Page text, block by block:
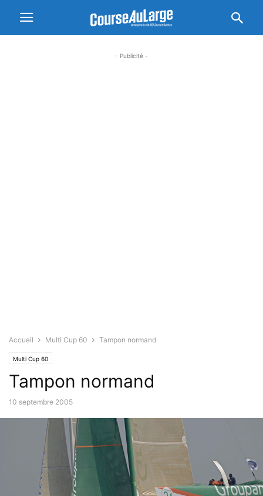
- Publicité -
Accueil Multi Cup 60 Tampon normand
Multi Cup 60
Tampon normand
10 septembre 2005